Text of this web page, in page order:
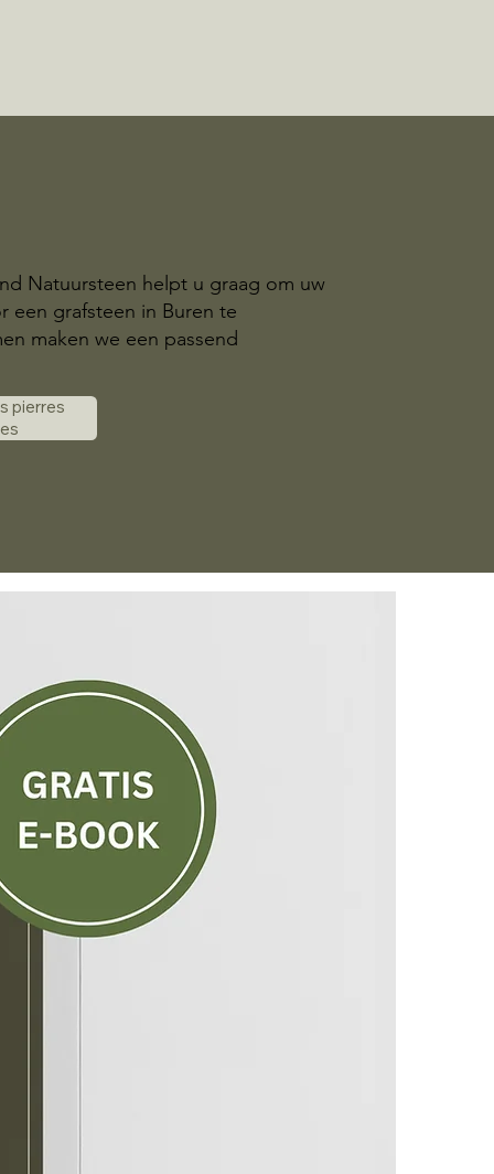
Natuursteen helpt u graag om uw
een grafsteen in Buren te
maken we een passend
pierres